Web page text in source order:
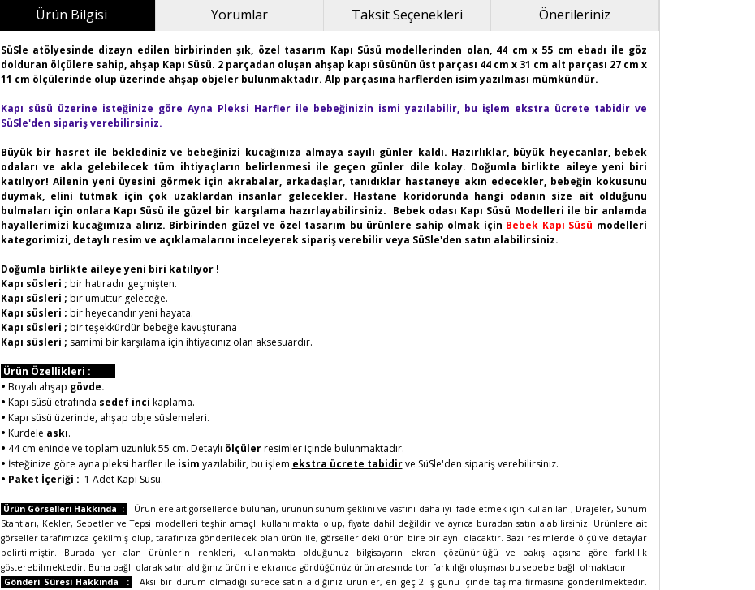
Ürün Bilgisi Yorumlar Taksit Seçenekleri Önerileriniz
SüSle atölyesinde dizayn edilen birbirinden şık, özel tasarım Kapı Süsü modellerinden olan, 44 cm x 55 cm ebadı ile göz
dolduran ölçülere sahip, ahşap Kapı Süsü. 2 parçadan oluşan ahşap kapı süsünün üst parçası 44 cm x 31 cm alt parçası 27 cm x
11 cm ölçülerinde olup üzerinde ahşap objeler bulunmaktadır. Alp parçasına harflerden isim yazılması mümkündür.
Kapı süsü üzerine isteğinize göre Ayna Pleksi Harfler ile bebeğinizin ismi yazılabilir, bu işlem ekstra ücrete tabidir ve
SüSle'den sipariş verebilirsiniz.
Büyük bir hasret ile beklediniz ve bebeğinizi kucağınıza almaya sayılı günler kaldı. Hazırlıklar, büyük heyecanlar, bebek
odaları ve akla gelebilecek tüm ihtiyaçların belirlenmesi ile geçen günler dile kolay. Doğumla birlikte aileye yeni biri
katılıyor! Ailenin yeni üyesini görmek için akrabalar, arkadaşlar, tanıdıklar hastaneye akın edecekler, bebeğin kokusunu
duymak, elini tutmak için çok uzaklardan insanlar gelecekler. Hastane koridorunda hangi odanın size ait olduğunu
bulmaları için onlara Kapı Süsü ile güzel bir karşılama hazırlayabilirsiniz. Bebek odası Kapı Süsü Modelleri ile bir anlamda
hayallerimizi kucağımıza alırız. Birbirinden güzel ve özel tasarım bu ürünlere sahip olmak için Bebek Kapı Süsü modelleri
kategorimizi, detaylı resim ve açıklamalarını inceleyerek sipariş verebilir veya SüSle'den satın alabilirsiniz.
Doğumla birlikte aileye yeni biri katılıyor !
Kapı süsleri ; bir hatıradır geçmişten.
Kapı süsleri ; bir umuttur geleceğe.
Kapı süsleri ; bir heyecandır yeni hayata.
Kapı süsleri ; bir teşekkürdür bebeğe kavuşturana
Kapı süsleri ; samimi bir karşılama için ihtiyacınız olan aksesuardır.
Ürün Özellikleri :
• Boyalı ahşap gövde.
• Kapı süsü etrafında sedef inci kaplama.
• Kapı süsü üzerinde, ahşap obje süslemeleri.
• Kurdele askı.
• 44 cm eninde ve toplam uzunluk 55 cm. Detaylı ölçülerresimler içinde bulunmaktadır.
• İsteğinize göre ayna pleksi harfler ile isim yazılabilir, bu işlem ekstra ücrete tabidirve SüSle'den sipariş verebilirsiniz.
• Paket İçeriği : 1 Adet Kapı Süsü.
Ürün Görselleri Hakkında :
Ürünlere ait görsellerde bulunan, ürünün sunum şeklini ve vasfını daha iyi ifade etmek için kullanılan ; Drajeler, Sunum
Stantları, Kekler, Sepetler ve Tepsi modelleri teşhir amaçlı kullanılmakta olup, fiyata dahil değildir ve ayrıca buradan satın alabilirsiniz. Ürünlere ait
görseller tarafımızca çekilmiş olup, tarafınıza gönderilecek olan ürün ile, görseller deki ürün bire bir aynı olacaktır. Bazı resimlerde ölçü ve detaylar
belirtilmiştir. Burada yer alan ürünlerin renkleri, kullanmakta olduğunuz bilgisayarın ekran çözünürlüğü ve bakış açısına göre farklılık
gösterebilmektedir. Buna bağlı olarak satın aldığınız ürün ile ekranda gördüğünüz ürün arasında ton farklılığı oluşması bu sebebe bağlı olmaktadır.
Gönderi Süresi Hakkında :
Aksi bir durum olmadığı sürece satın aldığınız ürünler, en geç 2 iş günü içinde taşıma firmasına gönderilmektedir.